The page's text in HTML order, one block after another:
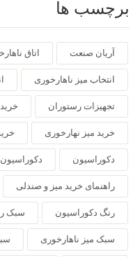
برچسب ها
آریان صنعت اتاق
انتخاب میز ناهارخوری
تجهیزات رستوران
خرید میز نهارخوری
دکوراسیون
راهنمای خرید میز و صندلی
رنگ دکوراسیون سبک
سبک میز ناهارخوری